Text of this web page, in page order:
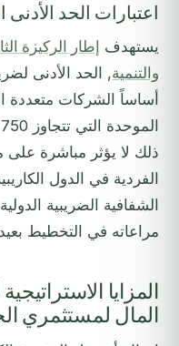
اعتبارات الحد
يستهدف إطار الركيزة
والتنمية
أساساً الشركات متعددة
ذلك لا يؤثر مباشرة
الفردية في الدول
الشفافية الضريبية
مراعاته في التخطيط
المزايا
المال لمستثمري